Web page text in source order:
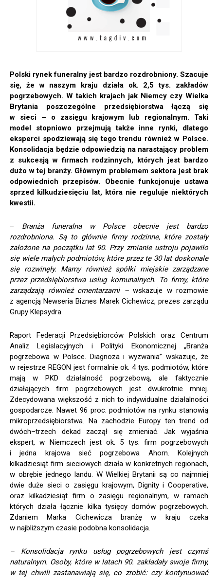
Polski rynek funeralny jest bardzo rozdrobniony. Szacuje
się, że w naszym kraju działa ok. 2,5 tys. zakładów
pogrzebowych. W takich krajach jak Niemcy czy Wielka
Brytania poszczególne przedsiębiorstwa łączą się
w sieci – o zasięgu krajowym lub regionalnym. Taki
model stopniowo przejmują także inne rynki, dlatego
eksperci spodziewają się tego trendu również w Polsce.
Konsolidacja będzie odpowiedzią na narastający problem
z sukcesją w firmach rodzinnych, których jest bardzo
dużo w tej branży. Głównym problemem sektora jest brak
odpowiednich przepisów. Obecnie funkcjonuje ustawa
sprzed kilkudziesięciu lat, która nie reguluje niektórych
kwestii.
– Branża funeralna w Polsce obecnie jest bardzo
rozdrobniona. Są to głównie firmy rodzinne, które zostały
założone na początku lat 90. Przy zmianie ustroju pojawiło
się wiele małych podmiotów, które przez te 30 lat doskonale
się rozwinęły. Mamy również spółki miejskie zarządzane
przez przedsiębiorstwa usług komunalnych. To firmy, które
zarządzają również cmentarzami –wskazuje w rozmowie
z agencją Newseria Biznes Marek Cichewicz, prezes zarządu
Grupy Klepsydra.
Raport Federacji Przedsiębiorców Polskich oraz Centrum
Analiz Legislacyjnych i Polityki Ekonomicznej „Branża
pogrzebowa w Polsce. Diagnoza i wyzwania” wskazuje, że
w rejestrze REGON jest formalnie ok. 4 tys. podmiotów, które
mają w PKD działalność pogrzebową, ale faktycznie
działających firm pogrzebowych jest dwukrotnie mniej.
Zdecydowana większość z nich to indywidualne działalności
gospodarcze. Nawet 96 proc. podmiotów na rynku stanowią
mikroprzedsiębiorstwa. Na zachodzie Europy ten trend od
dwóch–trzech dekad zaczął się zmieniać. Jak wyjaśnia
ekspert, w Niemczech jest ok. 5 tys. firm pogrzebowych
i jedna krajowa sieć pogrzebowa Ahorn. Kolejnych
kilkadziesiąt firm sieciowych działa w konkretnych regionach,
w obrębie jednego landu. W Wielkiej Brytanii są co najmniej
dwie duże sieci o zasięgu krajowym, Dignity i Cooperative,
oraz kilkadziesiąt firm o zasięgu regionalnym, w ramach
których działa łącznie kilka tysięcy domów pogrzebowych.
Zdaniem Marka Cichewicza branżę w kraju czeka
w najbliższym czasie podobna konsolidacja.
– Konsolidacja rynku usług pogrzebowych jest czymś
naturalnym. Osoby, które w latach 90. zakładały swoje firmy,
w tej chwili zastanawiają się, co zrobić: czy kontynuować